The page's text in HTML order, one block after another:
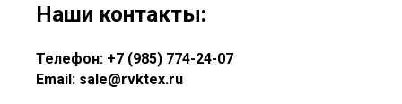
Наши контакты:
Телефон: +7 (985) 774-24-07
Email: sale@rvktex.ru